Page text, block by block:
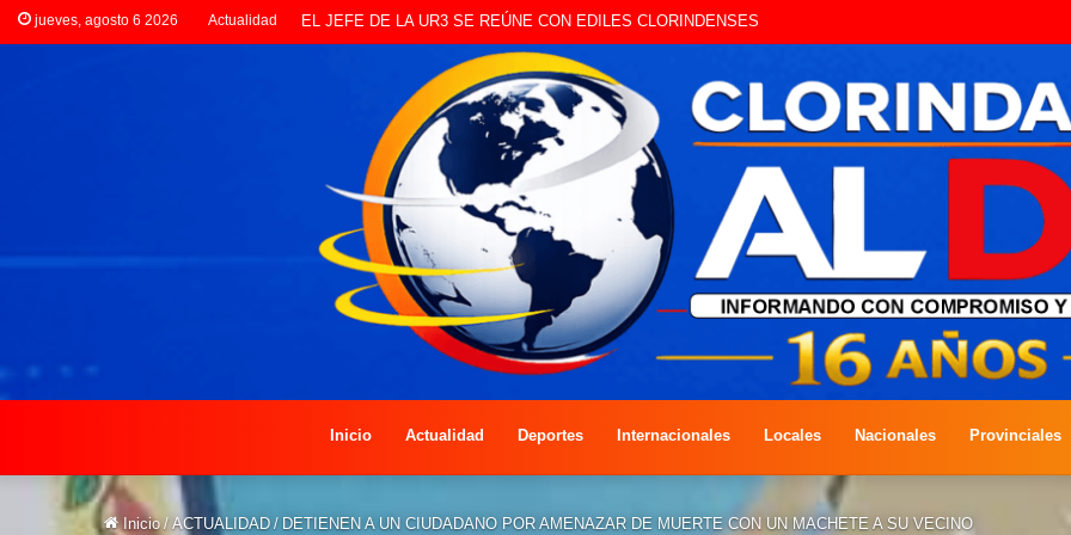
jueves, agosto 6 2026 Actualidad LANZAN INSCRIPCIONES PARA COMPETENCIA DE PESCA EN COSTAS DEL RÍO PARAGUAY
Inicio Actualidad Deportes Internacionales Locales Nacionales Provinciales
Inicio / ACTUALIDAD / DETIENEN A UN CIUDADANO POR AMENAZAR DE MUERTE CON UN MACHETE A SU VECINO